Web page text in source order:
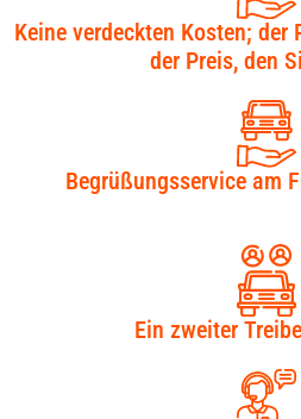
Keine verdeckten Kosten; der
der Preis, den
Begrüßungsservice am
Ein zweiter